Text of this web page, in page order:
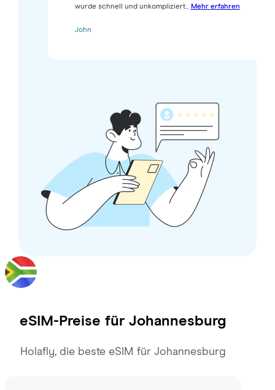
wurde schnell und unkompliziert... Mehr erfahren
John
eSIM-Preise für Johannesburg
Holafly, die beste eSIM für Johannesburg